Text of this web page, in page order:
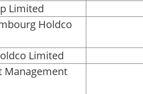
Limited
Holdco
Limited
Management